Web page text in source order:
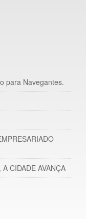
para Navegantes.
CIDADE AVANÇA